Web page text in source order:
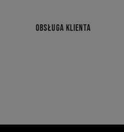
OBSŁUGA KLIENTA